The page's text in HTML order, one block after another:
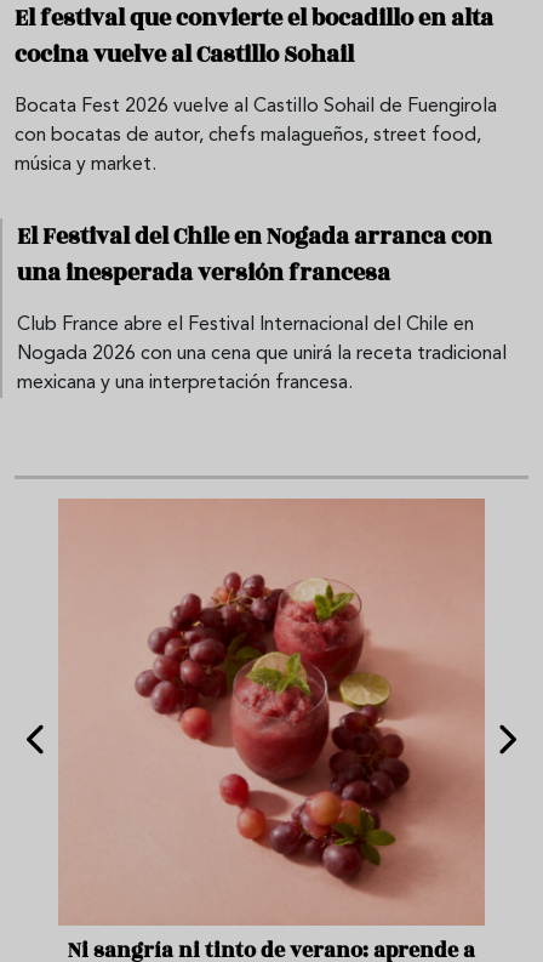
El festival que convierte el bocadillo en alta
cocina vuelve al Castillo Sohail
Bocata Fest 2026 vuelve al Castillo Sohail de Fuengirola
con bocatas de autor, chefs malagueños, street food,
música y market.
El Festival del Chile en Nogada arranca con
una inesperada versión francesa
Club France abre el Festival Internacional del Chile en
Nogada 2026 con una cena que unirá la receta tradicional
mexicana y una interpretación francesa.
Ni sangría ni tinto de verano: aprende a